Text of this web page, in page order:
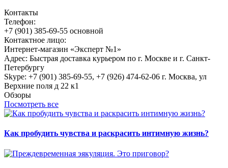
Контакты
Телефон:
+7 (901) 385-69-55 основной
Контактное лицо:
Интернет-магазин «Эксперт №1»
Адрес: Быстрая доставка курьером по г. Москве и г. Санкт-
Петербургу
Skype: +7 (901) 385-69-55, +7 (926) 474-62-06 г. Москва, ул
Верхние поля д 22 к1
Обзоры
Посмотреть все
Как пробудить чувства и раскрасить интимную жизнь?